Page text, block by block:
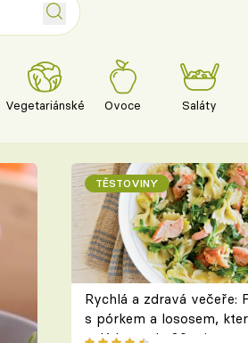
Vegetariánské Ovoce Saláty
TĚSTOVINY
Rychlá a zdravá večeře:
s pórkem a lososem,
zvládnete do 30 minut